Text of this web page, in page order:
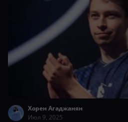
Хорен Агаджанян
Июл 9, 2025